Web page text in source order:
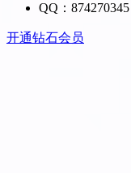
QQ：874270345
开通钻石会员